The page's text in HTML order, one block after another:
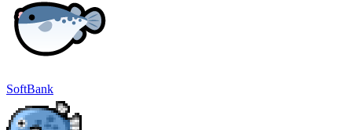
SoftBank